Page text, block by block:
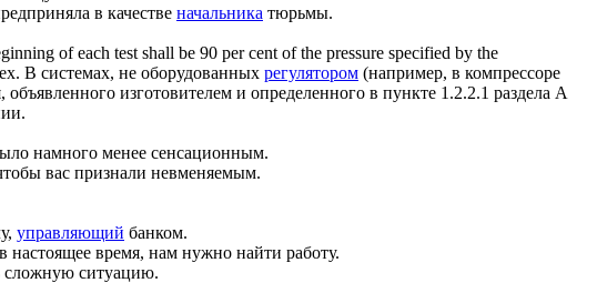
в качестве начальника тюрьмы.
of each test shall be 90 per cent of the pressure specified by the
В системах, не оборудованных регулятором (например, в компрессоре
изготовителем и определенного в пункте 1.2.2.1 раздела A
намного менее сенсационным.
вас признали невменяемым.
управляющий банком.
настоящее время, нам нужно найти работу.
сложную ситуацию.